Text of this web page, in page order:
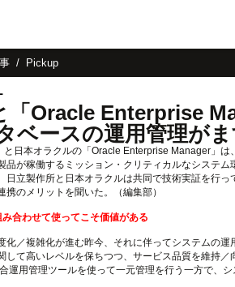
Type 2 or
characters
Pickup
「Oracle Enterprise
ベースの運用管理が
と日本オラクルの「Oracle Enterprise Manager」
品が稼働するミッション・クリティカルなシステ
日立製作所と日本オラクルは共同で技術実証を行
携のメリットを聞いた。（編集部）
合わせて使ってこそ価値がある
／複雑化が進む昨今、それに伴ってシステムの
して高いレベルを保ちつつ、サービス品質を維持
運用管理ツールを使って一元管理を行う一方で、